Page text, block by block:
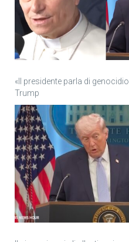
«Il presidente parla di
Trump